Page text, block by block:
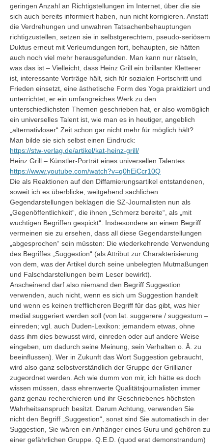
geringen Anzahl an Richtigstellungen im Internet, über die sie
sich auch bereits informiert haben, nun nicht korrigieren. Anstatt
die Verdrehungen und unwahren Tatsachenbehauptungen
richtigzustellen, setzen sie in selbstgerechtem, pseudo-seriösem
Duktus erneut mit Verleumdungen fort, behaupten, sie hätten
auch noch viel mehr herausgefunden. Man kann nur rätseln,
was das ist – Vielleicht, dass Heinz Grill ein brillanter Kletterer
ist, interessante Vorträge hält, sich für sozialen Fortschritt und
Frieden einsetzt, eine ästhetische Form des Yoga praktiziert und
unterrichtet, er ein umfangreiches Werk zu den
unterschiedlichsten Themen geschrieben hat, er also womöglich
ein universelles Talent ist, wie man es in heutiger, angeblich
„alternativloser“ Zeit schon gar nicht mehr für möglich hält?
Man bilde sie sich selbst einen Eindruck:
https://stw-verlag.de/artikel/kat-heinz-grill/
Heinz Grill – Künstler-Porträt eines universellen Talentes
https://www.youtube.com/watch?v=q0hEiCcr10Q
Die als Reaktionen auf den Diffamierungsartikel entstandenen,
soweit ich es überblicke, weitgehend sachlichen
Gegendarstellungen beklagen die SZ-Journalisten nun als
„Gegenöffentlichkeit“, die ihnen „Schmerz bereite“, als „mit
wuchtigen Begriffen gespickt“. Insbesondere an einem Begriff
vermeinen sie zu ersehen, dass all diese Gegendarstellungen
„abgesprochen“ sein müssten: Die wiederkehrende Verwendung
des Begriffes „Suggestion“ (als Attribut zur Charakterisierung
von dem, was der Artikel durch seine unbelegten Mutmaßungen
und Falschdarstellungen beim Leser bewirkt).
Anscheinend darf also niemand den Begriff Suggestion
verwenden, auch nicht, wenn es sich um Suggestion handelt
und wenn es keinen trefflicheren Begriff für das gibt, was hier
medial suggeriert werden soll (von lat. suggerere / suggestum –
einreden; vgl. auch Duden-Lexikon: jemandem etwas, ohne
dass ihm dies bewusst wird, einreden oder auf andere Weise
eingeben, um dadurch seine Meinung, sein Verhalten o. Ä. zu
beeinflussen). Wer in Zukunft das Wort Suggestion gebraucht,
wird also ganz selbstverständlich der Gruppe der Grillianer
zugeordnet werden. Ach wie dumm von mir, ich hätte es doch
wissen müssen, dass ehrenwerte Qualitätsjournalisten immer
ganz genau recherchieren und ihr Geschriebenes höchsten
Wahrheitsanspruch besitzt. Darum Achtung, verwenden Sie
nicht den Begriff „Suggestion“, sonst sind Sie automatisch in der
Suggestion, Sie wären ein Anhänger eines Guru und gehören zu
einer gefährlichen Gruppe. Q.E.D. (quod erat demonstrandum)